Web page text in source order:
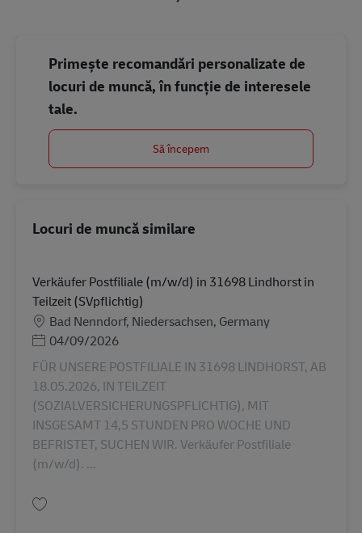
Primește recomandări personalizate de
locuri de muncă, în funcție de interesele
tale.
Să începem
Locuri de muncă similare
Verkäufer Postfiliale (m/w/d) in 31698 Lindhorst in
Teilzeit (SVpflichtig)
Locație
Bad Nenndorf, Niedersachsen, Germany
Posted Date
04/09/2026
FÜR UNSERE POSTFILIALE IN 31698 LINDHORST, AB
18.05.2026, IN TEILZEIT
(SOZIALVERSICHERUNGSPFLICHTIG), MIT
INSGESAMT 14,5 STUNDEN PRO WOCHE UND
BEFRISTET, SUCHEN WIR. Verkäufer Postfiliale
(m/w/d). ...